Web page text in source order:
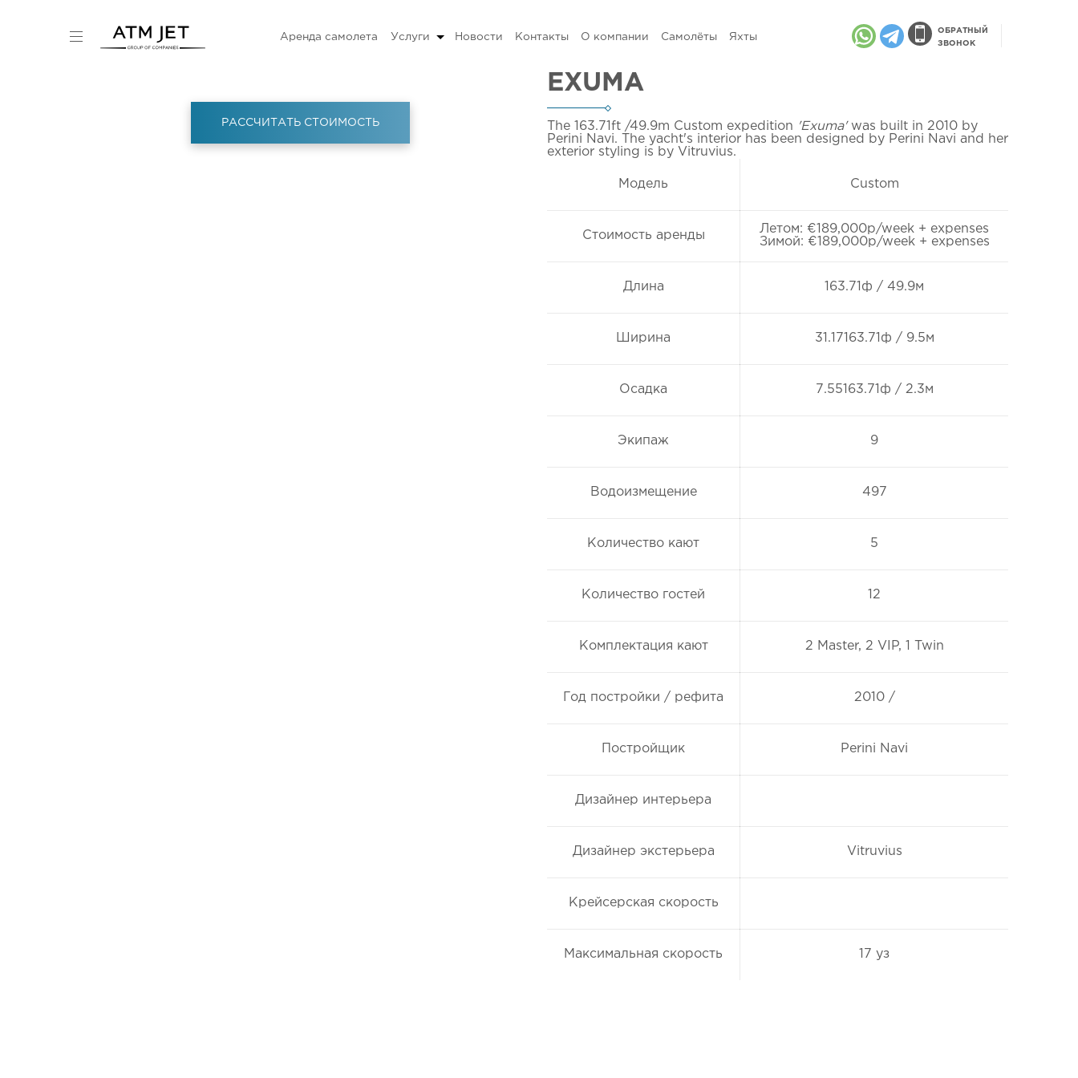
Аренда самолета Услуги Новости Контакты О компании Самолёты Яхты
ОБРАТНЫЙ
ЗВОНОК
РАССЧИТАТЬ СТОИМОСТЬ
EXUMA
The 163.71ft /49.9m Custom expedition 'Exuma'was built in 2010 by
Perini Navi. The yacht's interior has been designed by Perini Navi and her
exterior styling is by Vitruvius.
Модель Custom
Стоимость аренды
Летом: €189,000p/week + expenses
Зимой: €189,000p/week + expenses
Длина 163.71ф / 49.9м
Ширина 31.17163.71ф / 9.5м
Осадка 7.55163.71ф / 2.3м
Экипаж 9
Водоизмещение 497
Количество кают 5
Количество гостей 12
Комплектация кают 2 Master, 2 VIP, 1 Twin
Год постройки / рефита 2010 /
Постройщик Perini Navi
Дизайнер интерьера
Дизайнер экстерьера Vitruvius
Крейсерская скорость
Максимальная скорость 17 уз